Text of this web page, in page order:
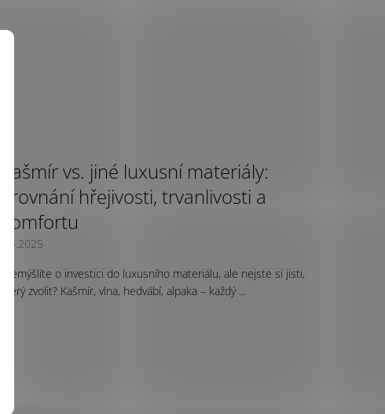
Kašmír vs. jiné luxusní materiály:
Srovnání hřejivosti, trvanlivosti a
komfortu
3.4.2025
Přemýšlíte o investici do luxusního materiálu, ale nejste si jisti,
který zvolit? Kašmír, vlna, hedvábí, alpaka – každý ...